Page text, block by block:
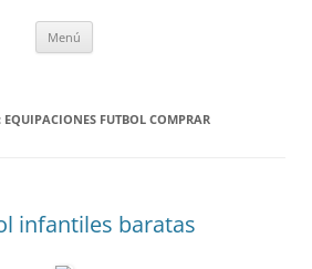
Menú
EQUIPACIONES FUTBOL COMPRAR
infantiles baratas